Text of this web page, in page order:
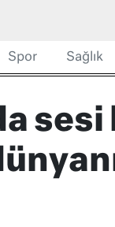
Spor Sağlık